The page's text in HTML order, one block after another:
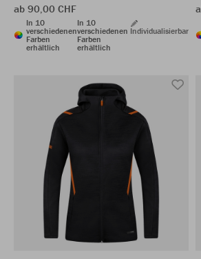
ab 90,00 CHF
In 10
verschiedenen
Farben
erhältlich
In 10
verschiedenen
Farben
erhältlich
Individualisierbar